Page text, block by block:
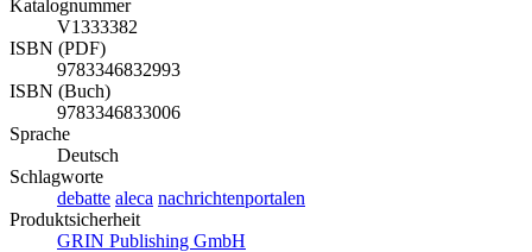
Katalognummer
V1333382
ISBN (PDF)
9783346832993
ISBN (Buch)
9783346833006
Sprache
Deutsch
Schlagworte
debatte aleca nachrichtenportalen
Produktsicherheit
GRIN Publishing GmbH